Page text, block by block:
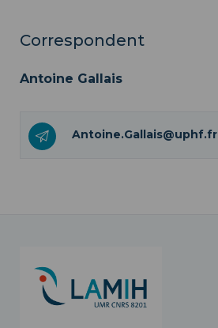
Correspondent
Antoine Gallais
Antoine.Gallais@uphf.fr